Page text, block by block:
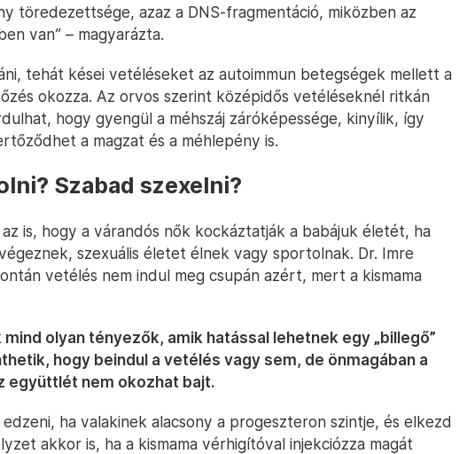
töredezettsége, azaz a DNS-fragmentáció, miközben az
van” – magyarázta.
tehát kései vetéléseket az autoimmun betegségek mellett a
okozza. Az orvos szerint középidős vetéléseknél ritkán
hogy gyengül a méhszáj záróképessége, kinyílik, így
a magzat és a méhlepény is.
Szabad szexelni?
is, hogy a várandós nők kockáztatják a babájuk életét, ha
szexuális életet élnek vagy sportolnak. Dr. Imre
vetélés nem indul meg csupán azért, mert a kismama
olyan tényezők, amik hatással lehetnek egy „billegő”
hogy beindul a vetélés vagy sem, de önmagában a
együttlét nem okozhat bajt.
ha valakinek alacsony a progeszteron szintje, és elkezd
akkor is, ha a kismama vérhigítóval injekciózza magát